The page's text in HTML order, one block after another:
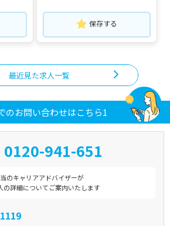
保存する
最近見た求人一覧
のお問い合わせはこちら1
0120-941-651
のキャリアアドバイザーが
の詳細についてご案内いたします